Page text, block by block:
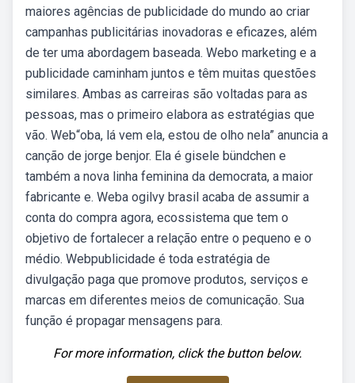
maiores agências de publicidade do mundo ao criar
campanhas publicitárias inovadoras e eficazes, além
de ter uma abordagem baseada. Webo marketing e a
publicidade caminham juntos e têm muitas questões
similares. Ambas as carreiras são voltadas para as
pessoas, mas o primeiro elabora as estratégias que
vão. Web“oba, lá vem ela, estou de olho nela” anuncia a
canção de jorge benjor. Ela é gisele bündchen e
também a nova linha feminina da democrata, a maior
fabricante e. Weba ogilvy brasil acaba de assumir a
conta do compra agora, ecossistema que tem o
objetivo de fortalecer a relação entre o pequeno e o
médio. Webpublicidade é toda estratégia de
divulgação paga que promove produtos, serviços e
marcas em diferentes meios de comunicação. Sua
função é propagar mensagens para.
For more information, click the button below.